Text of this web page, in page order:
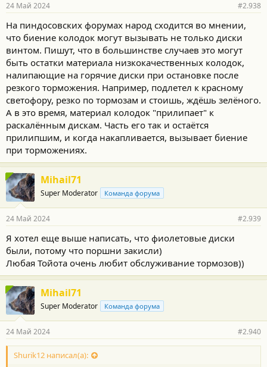
н
с
т
и
24 Май 2024 #2.938
На пиндосовских форумах народ сходится во мнении,
что биение колодок могут вызывать не только диски
винтом. Пишут, что в большинстве случаев это могут
быть остатки материала низкокачественных колодок,
налипающие на горячие диски при остановке после
резкого торможения. Например, подлетел к красному
светофору, резко по тормозам и стоишь, ждёшь зелёного.
А в это время, материал колодок "прилипает" к
раскалённым дискам. Часть его так и остаётся
прилипшим, и когда накапливается, вызывает биение
при торможениях.
Mihail71
Super Moderator Команда форума
24 Май 2024 #2.939
Я хотел еще выше написать, что фиолетовые диски
были, потому что поршни закисли)
Любая Тойота очень любит обслуживание тормозов))
Mihail71
Super Moderator Команда форума
24 Май 2024 #2.940
Shurik12 написал(а):